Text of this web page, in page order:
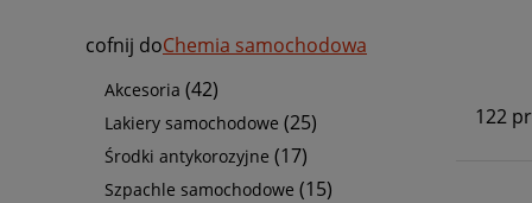
cofnij doChemia samochodowa
Akcesoria (42)
Lakiery samochodowe (25)
Środki antykorozyjne (17)
Szpachle samochodowe (15)
122